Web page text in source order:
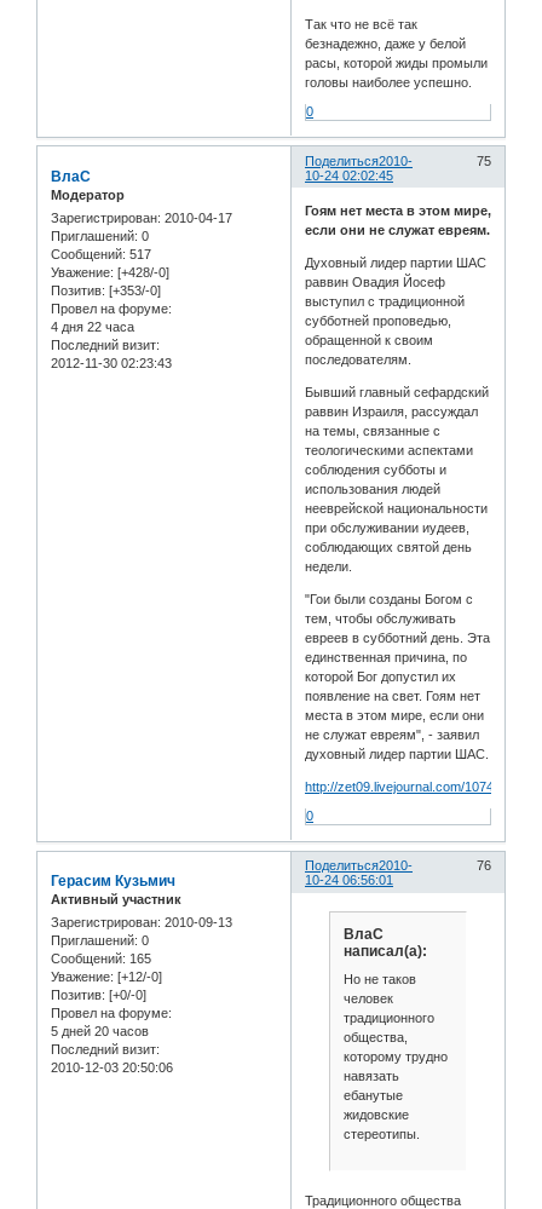
Так что не всё так
безнадежно, даже у белой
расы, которой жиды промыли
головы наиболее успешно.
0
Поделиться 75
2010-
10-24 02:02:45
ВлаС
Модератор
Зарегистрирован: 2010-04-17
Приглашений: 0
Сообщений: 517
Уважение: [+428/-0]
Позитив: [+353/-0]
Провел на форуме:
4 дня 22 часа
Последний визит:
2012-11-30 02:23:43
Гоям нет места в этом мире,
если они не служат евреям.
Духовный лидер партии ШАС
раввин Овадия Йосеф
выступил с традиционной
субботней проповедью,
обращенной к своим
последователям.
Бывший главный сефардский
раввин Израиля, рассуждал
на темы, связанные с
теологическими аспектами
соблюдения субботы и
использования людей
нееврейской национальности
при обслуживании иудеев,
соблюдающих святой день
недели.
"Гои были созданы Богом с
тем, чтобы обслуживать
евреев в субботний день. Эта
единственная причина, по
которой Бог допустил их
появление на свет. Гоям нет
места в этом мире, если они
не служат евреям", - заявил
духовный лидер партии ШАС.
http://zet09.livejournal.com/107448.html
0
Поделиться 76
2010-
10-24 06:56:01
Герасим Кузьмич
Активный участник
Зарегистрирован: 2010-09-13
Приглашений: 0
Сообщений: 165
Уважение: [+12/-0]
Позитив: [+0/-0]
Провел на форуме:
5 дней 20 часов
Последний визит:
2010-12-03 20:50:06
ВлаС
написал(а):
Но не таков
человек
традиционного
общества,
которому трудно
навязать
ебанутые
жидовские
стереотипы.
Традиционного общества